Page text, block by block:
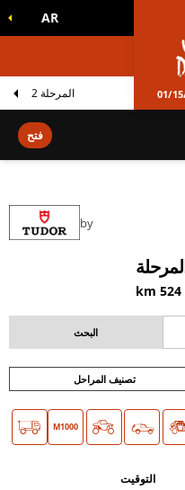
AR
المرحلة 2
فتح
524 km
by
تصنيف المراحل
Classic
M1000
التوقيت